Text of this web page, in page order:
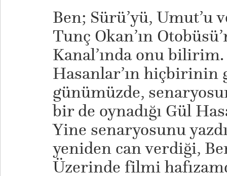
Ben; Sürü’yü, Umut’u
Tunç Okan’ın
Kanal’ında onu bilirim.
Hasanlar’ın hiçbirinin
günümüzde,
bir de oynadığı Gül
Yine senaryosunu
yeniden can verdiği,
Üzerinde filmi